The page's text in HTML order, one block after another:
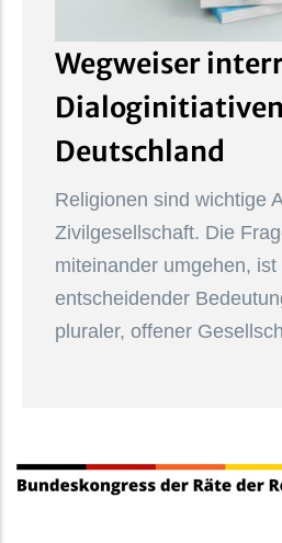
Wegweiser
Deutschland
Religionen sind wichtige
Zivilgesellschaft. Die
miteinander umgehen, ist
entscheidender
pluraler, offener